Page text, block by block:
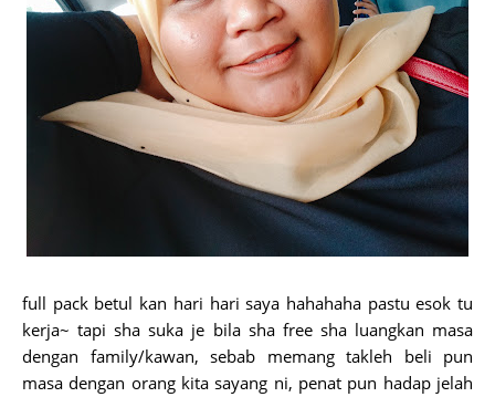
full pack betul kan hari hari saya hahahaha pastu esok tu
kerja~ tapi sha suka je bila sha free sha luangkan masa
dengan family/kawan, sebab memang takleh beli pun
masa dengan orang kita sayang ni, penat pun hadap jelah